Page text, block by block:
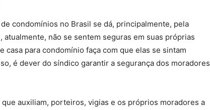
condomínios no Brasil se dá, principalmente, pela
atualmente, não se sentem seguras em suas próprias
casa para condomínio faça com que elas se sintam
é dever do síndico garantir a segurança dos moradores
auxiliam, porteiros, vigias e os próprios moradores a